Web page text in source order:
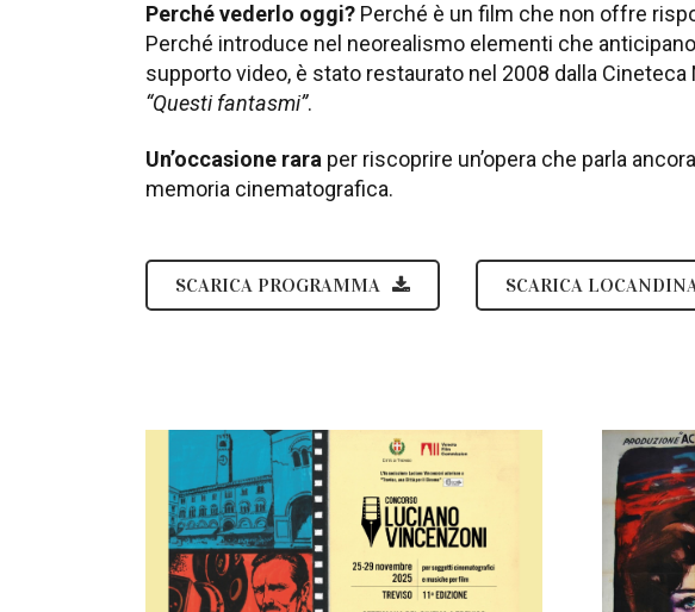
Perché vederlo oggi? Perché è un film che non offre
Perché introduce nel neorealismo elementi che
supporto video, è stato restaurato nel 2008 dalla
“Questi fantasmi”.
Un’occasione rara per riscoprire un’opera che parla
memoria cinematografica.
SCARICA PROGRAMMA SCARICA